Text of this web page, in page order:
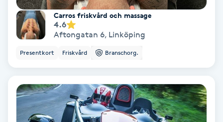
Pigmentbehandling
Pigmentfläckar
Powder brows
Power Yoga
Carros friskvård och massage
4.6
Aftongatan 6, Linköping
Presentkort Friskvård Branschorg.